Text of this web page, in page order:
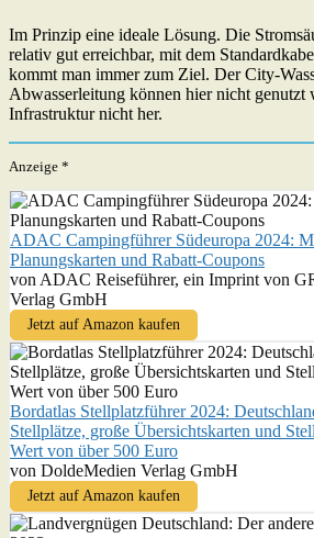
Im Prinzip eine ideale Lösung. Die
relativ gut erreichbar, mit dem
kommt man immer zum Ziel. Der City-
Abwasserleitung können hier nicht genutzt
Infrastruktur nicht her.
Anzeige *
ADAC Campingführer Südeuropa 2024:
Planungskarten und Rabatt-Coupons
von ADAC Reiseführer, ein Imprint von
Verlag GmbH
Jetzt auf Amazon kaufen
Bordatlas Stellplatzführer 2024:
Stellplätze, große Übersichtskarten und
Wert von über 500 Euro
von DoldeMedien Verlag GmbH
Jetzt auf Amazon kaufen